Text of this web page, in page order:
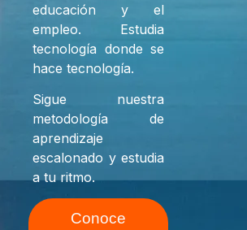
educación y el
empleo. Estudia
tecnología donde se
hace tecnología.
Sigue nuestra
metodología de
aprendizaje
escalonado y estudia
a tu ritmo.
Conoce